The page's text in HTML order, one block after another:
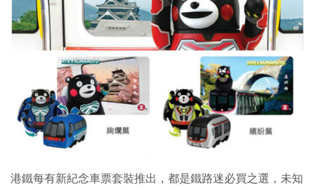
生成式AI與雲端應用
Enterprise Digital Transformation
港鐵每有新紀念車票套裝推出，都是鐵路迷必買之選，未知